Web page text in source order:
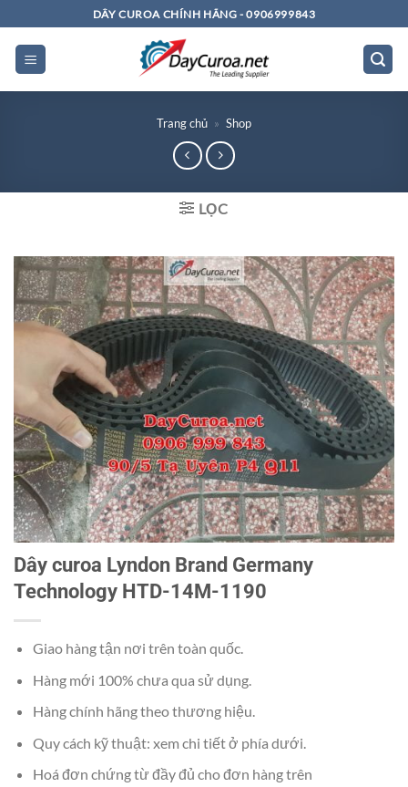
qua
dung
DÂY CUROA CHÍNH HÃNG - 0906999843
Trang chủ » Shop
LỌC
Dây curoa Lyndon Brand Germany
Technology HTD-14M-1190
Giao hàng tận nơi trên toàn quốc.
Hàng mới 100% chưa qua sử dụng.
Hàng chính hãng theo thương hiệu.
Quy cách kỹ thuật: xem chi tiết ở phía dưới.
Hoá đơn chứng từ đầy đủ cho đơn hàng trên